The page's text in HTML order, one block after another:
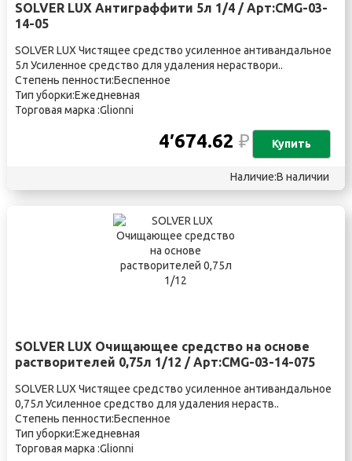
SOLVER LUX Антиграффити 5л 1/4 / Арт:CMG-03-
14-05
SOLVER LUX Чистящее средство усиленное антивандальное
5л Усиленное средство для удаления нераствори..
Степень пенности:Беспенное
Тип уборки:Ежедневная
Торговая марка :Glionni
4′674.62₽ Купить
Наличие:В наличии
SOLVER LUX Очищающее средство на основе
растворителей 0,75л 1/12 / Арт:CMG-03-14-075
SOLVER LUX Чистящее средство усиленное антивандальное
0,75л Усиленное средство для удаления нераств..
Степень пенности:Беспенное
Тип уборки:Ежедневная
Торговая марка :Glionni